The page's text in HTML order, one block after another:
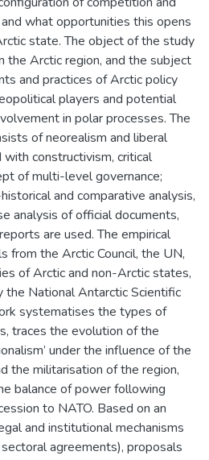
what opportunities this opens
state. The object of the study
the Arctic region, and the subject
and practices of Arctic policy
players and potential
in polar processes. The
of neorealism and liberal
constructivism, critical
of multi-level governance;
and comparative analysis,
analysis of official documents,
are used. The empirical
from the Arctic Council, the UN,
of Arctic and non-Arctic states,
the National Antarctic Scientific
systematises the types of
traces the evolution of the
under the influence of the
the militarisation of the region,
balance of power following
to NATO. Based on an
and institutional mechanisms
agreements), proposals